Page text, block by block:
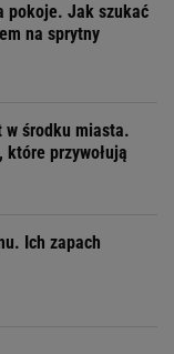
pokoje. Jak szukać
na sprytny
w środku miasta.
które przywołują
Ich zapach